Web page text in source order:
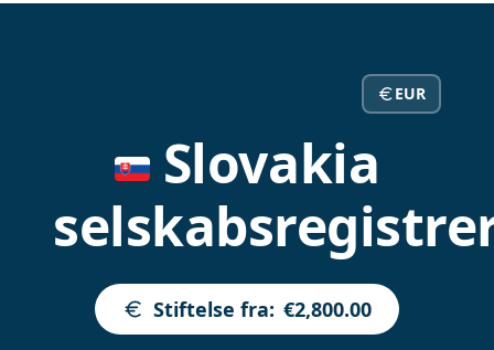
EUR
Slovakia
Stiftelse fra: €2,800.00